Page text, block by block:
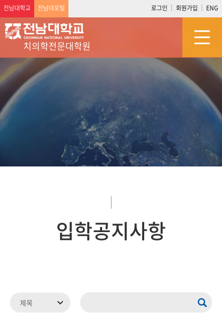
전남대학교 전남대포털 로그인 회원가입 ENG
치의학전문대학원
입학공지사항